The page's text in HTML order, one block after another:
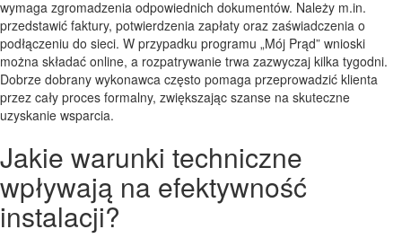
wymaga zgromadzenia odpowiednich dokumentów. Należy m.in.
przedstawić faktury, potwierdzenia zapłaty oraz zaświadczenia o
podłączeniu do sieci. W przypadku programu „Mój Prąd” wnioski
można składać online, a rozpatrywanie trwa zazwyczaj kilka tygodni.
Dobrze dobrany wykonawca często pomaga przeprowadzić klienta
przez cały proces formalny, zwiększając szanse na skuteczne
uzyskanie wsparcia.
Jakie warunki techniczne
wpływają na efektywność
instalacji?